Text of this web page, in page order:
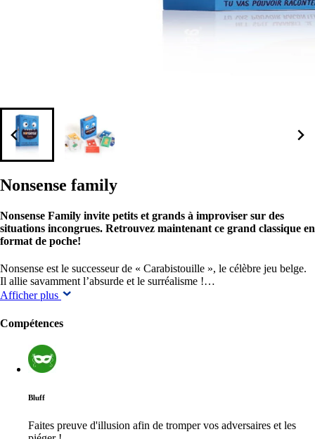
Nonsense family
Nonsense Family invite petits et grands à improviser sur des
situations incongrues. Retrouvez maintenant ce grand classique en
format de poche!
Nonsense est le successeur de « Carabistouille », le célèbre jeu belge.
Il allie savamment l’absurde et le surréalisme !…
Afficher plus
Compétences
Bluff
Faites preuve d'illusion afin de tromper vos adversaires et les